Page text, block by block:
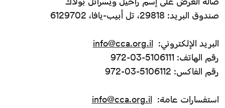
صندوق البريد: 29818، تل أبيب-يافا، 6129702
البريد الإلكتروني: info@cca.org.il
رقم الهاتف: 5106111-03-972
رقم الفاكس: 5106112-03-972
استفسارات عامة: info@cca.org.il